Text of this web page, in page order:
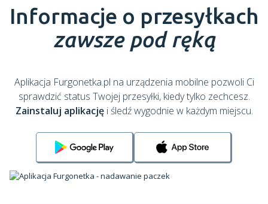
Informacje o przesyłkach
zawsze pod ręką
Aplikacja Furgonetka.pl na urządzenia mobilne pozwoli Ci
sprawdzić status Twojej przesyłki, kiedy tylko zechcesz.
Zainstaluj aplikacjęi śledź wygodnie w każdym miejscu.